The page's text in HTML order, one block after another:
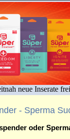
neue Inserate
- Sperma
oder